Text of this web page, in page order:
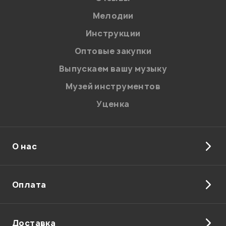
Мелодии
Инструкции
Оптовые закупки
Выпускаем вашу музыку
Музей инструментов
Уценка
О нас
Оплата
Доставка